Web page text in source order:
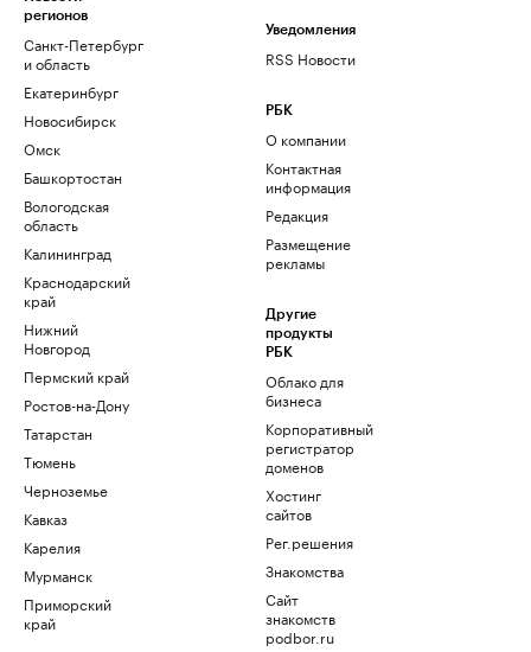
регионов
Санкт-Петербург
и область
Екатеринбург
Новосибирск
Омск
Башкортостан
Вологодская
область
Калининград
Краснодарский
край
Нижний
Новгород
Пермский край
Ростов-на-Дону
Татарстан
Тюмень
Черноземье
Кавказ
Карелия
Мурманск
Приморский
край
Уведомления
RSS Новости
РБК
О компании
Контактная
информация
Редакция
Размещение
рекламы
Другие
продукты
РБК
Облако для
бизнеса
Корпоративный
регистратор
доменов
Хостинг
сайтов
Рег.решения
Знакомства
Сайт
знакомств
podbor.ru